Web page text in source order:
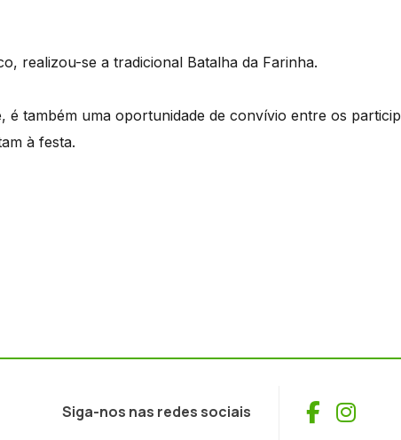
realizou-se a tradicional Batalha da Farinha.
é também uma oportunidade de convívio entre os
à festa.
Siga-nos nas redes sociais